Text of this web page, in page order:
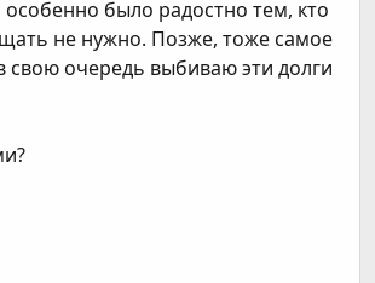
было радостно тем, кто
не нужно. Позже, тоже самое
свою очередь выбиваю эти долги